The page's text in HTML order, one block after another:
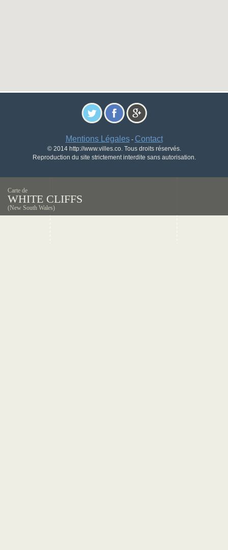
Mentions Légales- Contact
© 2014 http://www.villes.co. Tous droits réservés.
Reproduction du site strictement interdite sans autorisation.
Carte de
WHITE CLIFFS
(New South Wales)